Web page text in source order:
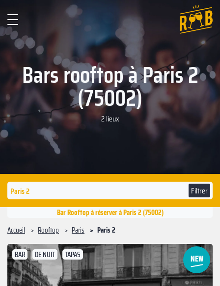
Bars rooftop à Paris 2
(75002)
2 lieux
Filtrer
Bar Rooftop à réserver à Paris 2 (75002)
Accueil
Rooftop Paris Paris 2
BAR DE NUIT TAPAS